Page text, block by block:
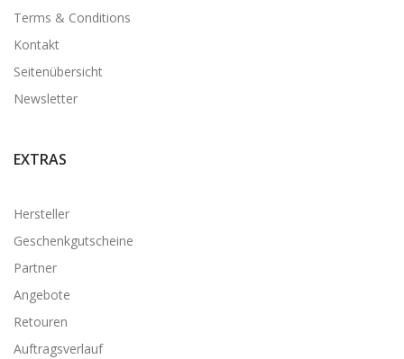
Terms & Conditions
Kontakt
Seitenübersicht
Newsletter
EXTRAS
Hersteller
Geschenkgutscheine
Partner
Angebote
Retouren
Auftragsverlauf